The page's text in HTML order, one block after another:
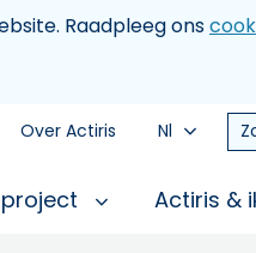
Raadpleeg ons
Over Actiris Nl
Actiris &